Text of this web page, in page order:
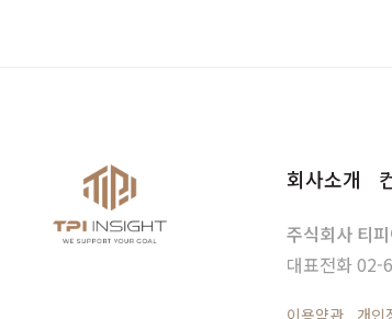
회사소개
주식회사 티
대표전화02-
이용약관 개인